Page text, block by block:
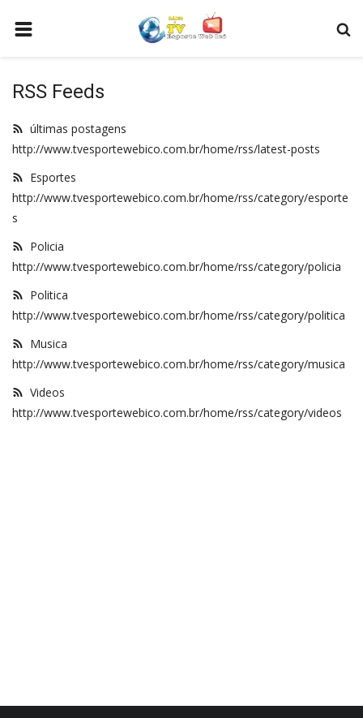
ESPORTES
POLICIA
POLITICA
MUSICA
WEB TV
VIDEOS
CONECTE-SE
RSS Feeds
últimas postagens
http://www.tvesportewebico.com.br/home/rss/latest-posts
Esportes
http://www.tvesportewebico.com.br/home/rss/category/esporte
s
Policia
http://www.tvesportewebico.com.br/home/rss/category/policia
Politica
http://www.tvesportewebico.com.br/home/rss/category/politica
Musica
http://www.tvesportewebico.com.br/home/rss/category/musica
Videos
http://www.tvesportewebico.com.br/home/rss/category/videos